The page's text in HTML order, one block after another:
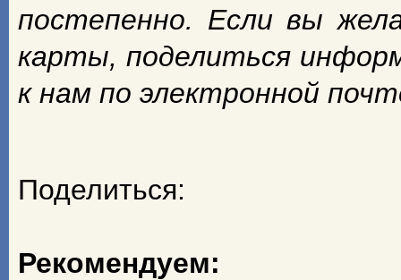
постепенно. Если вы
карты, поделиться
к нам по электронной
Поделиться:
Рекомендуем: